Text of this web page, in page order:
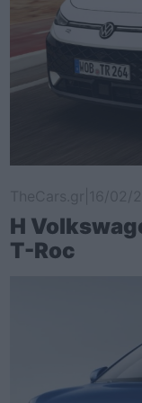
Η
T-Roc